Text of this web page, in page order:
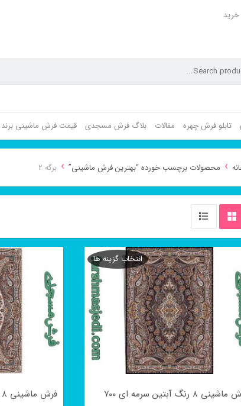
تابلو فرش چهره مقالات بلاگ فرش مسجدی قیمت فرش ماشینی
› محصولات برچسب خورده “بهترین فرش ماشینی” › برگه 2
فرش ماشینی ۸ رنگ آبتین سرمه ای ۷۰۰
انتخاب گزینه ها